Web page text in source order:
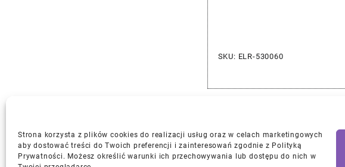
Strona korzysta z plików cookies do realizacji usług oraz w celach marketingowych
aby dostować treści do Twoich preferencji i zainteresowań zgodnie z Polityką
Prywatności. Możesz określić warunki ich przechowywania lub dostępu do nich w
SKU: ELR-530060
Najlepszej Jakości
Gwarancja i Zwroty Polityka